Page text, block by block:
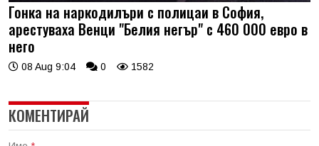
Гонка на наркодилъри с полицаи в София,
арестуваха Венци "Белия негър" с 460 000 евро в
него
08 Aug 9:04 0 1582
КОМЕНТИРАЙ